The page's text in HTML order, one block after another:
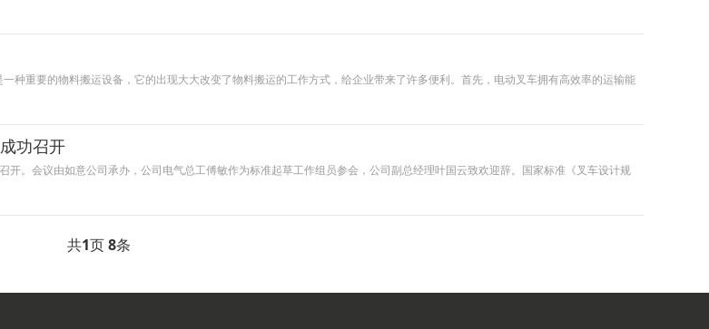
种重要的物料搬运设备，它的出现大大改变了物料搬运的工作方式，给企业带来了许多便利。首先，电动叉车拥有高效率的运输能
功召开
。会议由如意公司承办，公司电气总工傅敏作为标准起草工作组员参会，公司副总经理叶国云致欢迎辞。国家标准《叉车设计规
共1页8条